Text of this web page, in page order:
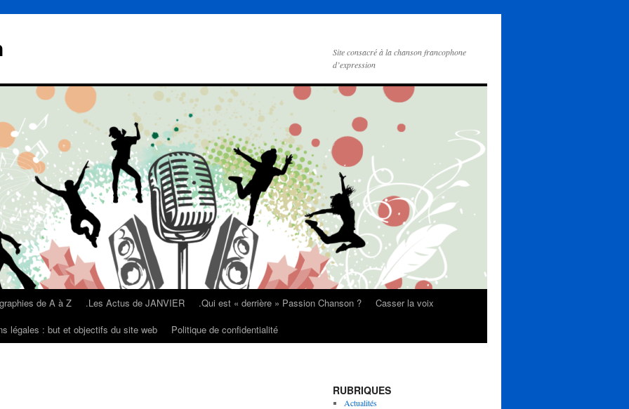
Site consacré à la chanson francophone
d’expression
de A à Z .Les Actus de JANVIER .Qui est « derrière » Passion Chanson ?
Casser la voix
légales : but et objectifs du site web Politique de confidentialité
RUBRIQUES
Actualités